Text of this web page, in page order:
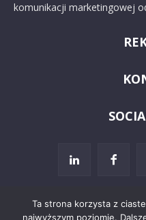
komunikacji marketingowej
Ta strona korzysta z
najwyższym poziomie.